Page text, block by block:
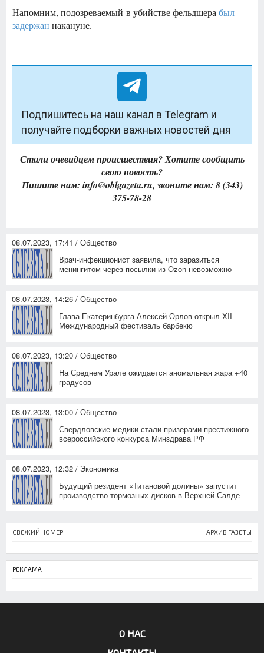
Напомним, подозреваемый в убийстве фельдшера был
задержан накануне.
Подпишитесь на наш канал в Telegram и
получайте подборки важных новостей дня
Стали очевидцем происшествия? Хотите сообщить
свою новость?
Пишите нам: info@oblgazeta.ru, звоните нам: 8 (343)
375-78-28
08.07.2023, 17:41 / Общество
Врач-инфекционист заявила, что заразиться
менингитом через посылки из Ozon невозможно
08.07.2023, 14:26 / Общество
Глава Екатеринбурга Алексей Орлов открыл XII
Международный фестиваль барбекю
08.07.2023, 13:20 / Общество
На Среднем Урале ожидается аномальная жара +40
градусов
08.07.2023, 13:00 / Общество
Свердловские медики стали призерами престижного
всероссийского конкурса Минздрава РФ
08.07.2023, 12:32 / Экономика
Будущий резидент «Титановой долины» запустит
производство тормозных дисков в Верхней Салде
СВЕЖИЙ НОМЕР АРХИВ ГАЗЕТЫ
РЕКЛАМА
О НАС